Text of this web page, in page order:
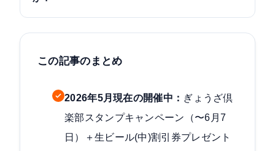
この記事のまとめ
2026年5月現在の開催中： ぎょうざ倶
楽部スタンプキャンペーン（〜6月7
日）＋生ビール(中)割引券プレゼント